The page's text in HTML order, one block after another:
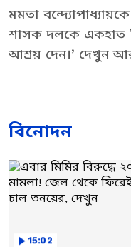
মমতা
শাসক দলকে একহাত
আশ্রয় দেন।’ দেখুন
বিনোদন
15:02